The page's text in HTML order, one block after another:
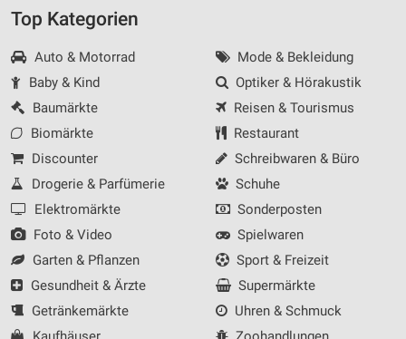
Top Kategorien
Auto & Motorrad
Baby & Kind
Baumärkte
Biomärkte
Discounter
Drogerie & Parfümerie
Elektromärkte
Foto & Video
Garten & Pflanzen
Gesundheit & Ärzte
Getränkemärkte
Mode & Bekleidung
Optiker & Hörakustik
Reisen & Tourismus
Restaurant
Schreibwaren & Büro
Schuhe
Sonderposten
Spielwaren
Sport & Freizeit
Supermärkte
Uhren & Schmuck